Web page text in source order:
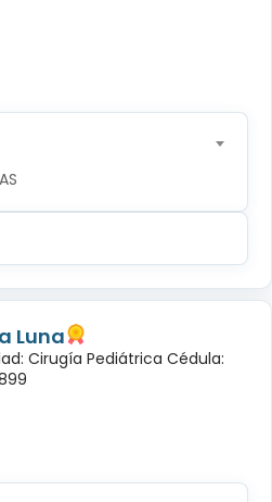
Luna
Cirugía Pediátrica Cédula: